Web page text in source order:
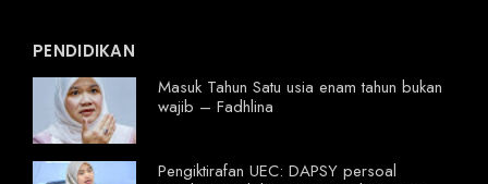
PENDIDIKAN
Masuk Tahun Satu usia enam tahun bukan
wajib – Fadhlina
Pengiktirafan UEC: DAPSY persoal